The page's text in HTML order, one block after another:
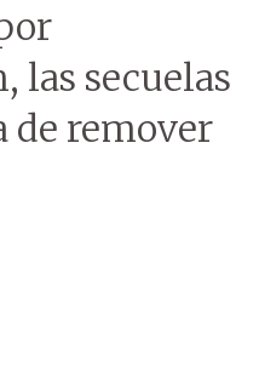
las secuelas
de remover